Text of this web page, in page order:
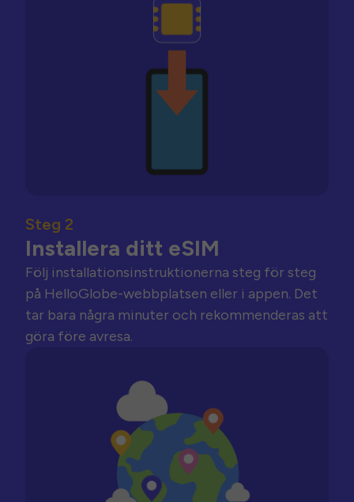
Steg 2
Installera ditt eSIM
Följ installationsinstruktionerna steg för steg
på HelloGlobe-webbplatsen eller i appen. Det
tar bara några minuter och rekommenderas att
göra före avresa.